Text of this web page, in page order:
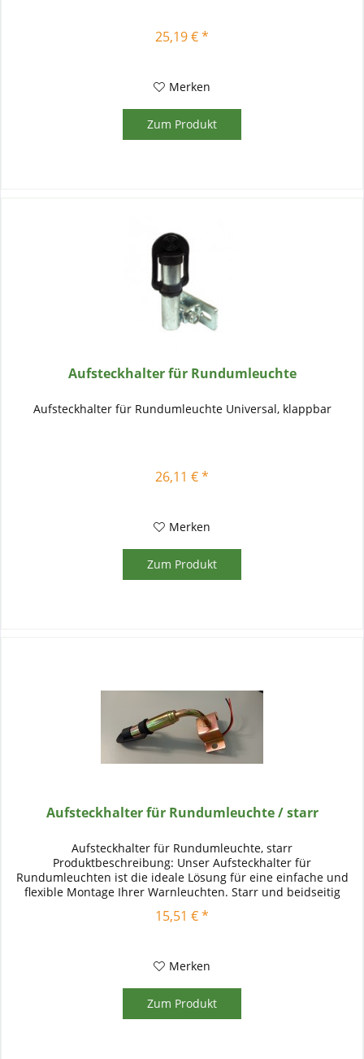
25,19 € *
Merken
Zum Produkt
Aufsteckhalter für Rundumleuchte
Aufsteckhalter für Rundumleuchte Universal, klappbar
26,11 € *
Merken
Zum Produkt
Aufsteckhalter für Rundumleuchte / starr
Aufsteckhalter für Rundumleuchte, starr
Produktbeschreibung: Unser Aufsteckhalter für
Rundumleuchten ist die ideale Lösung für eine einfache und
flexible Montage Ihrer Warnleuchten. Starr und beidseitig
15,51 € *
Merken
Zum Produkt